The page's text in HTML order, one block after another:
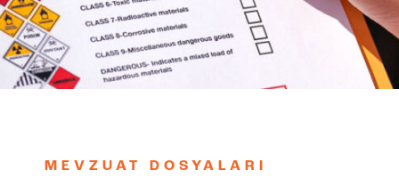
MEVZUAT DOSYALARI